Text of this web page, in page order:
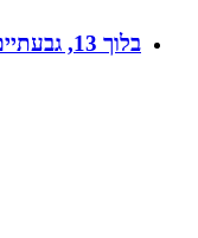
בלוך 13, גבעתיים